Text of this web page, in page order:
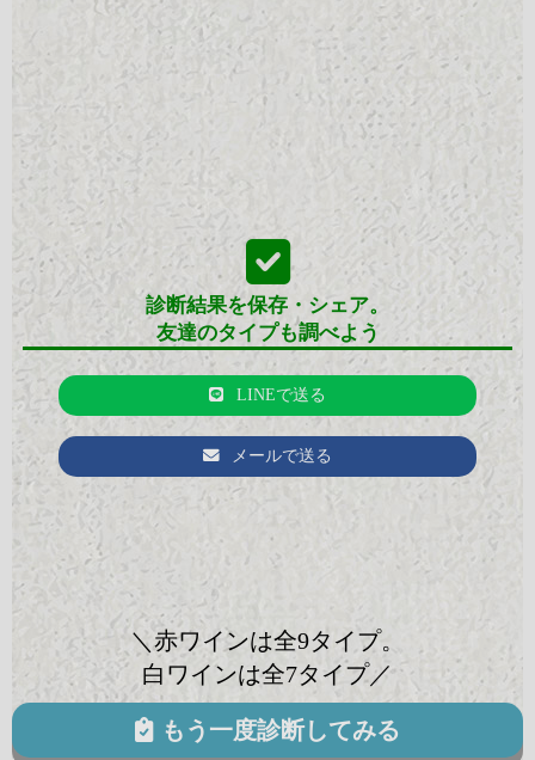
診断結果を保存・シェア。
友達のタイプも調べよう
LINEで送る
メールで送る
＼赤ワインは全9タイプ。
白ワインは全7タイプ／
もう一度診断してみる